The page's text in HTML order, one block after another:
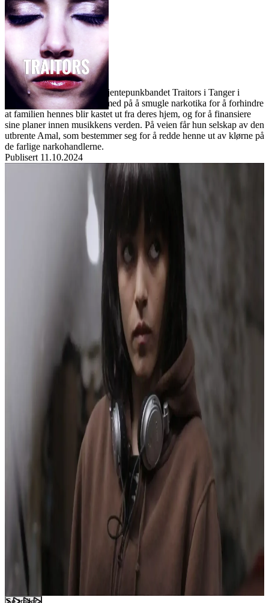
Traitors
Film
Forfatter:
Leverandør:
Norgesfilm AS
Lisens:
Malika heter sangerinnen i jentepunkbandet Traitors i Tanger i
nordre Marokko. Hun går med på å smugle narkotika for å forhindre
at familien hennes blir kastet ut fra deres hjem, og for å finansiere
sine planer innen musikkens verden. På veien får hun selskap av den
utbrente Amal, som bestemmer seg for å redde henne ut av klørne på
de farlige narkohandlerne.
Publisert 11.10.2024